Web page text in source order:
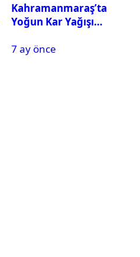
Kahramanmaraş’ta
Yoğun Kar Yağışı
Tatil
7 ay önce